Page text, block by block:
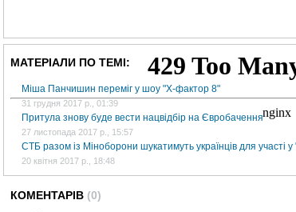
МАТЕРІАЛИ ПО ТЕМІ:
Міша Панчишин переміг у шоу "Х-фактор 8"
31 грудня 2017 р., 01:39
Притула знову буде вести нацвідбір на Євробачення
27 листопада 2017 р., 15:57
СТБ разом із Міноборони шукатимуть українців для участі у
20 квітня 2017 р., 18:48
КОМЕНТАРІВ (0)